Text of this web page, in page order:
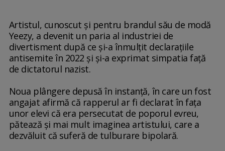
Artistul, cunoscut şi pentru brandul său de modă
Yeezy, a devenit un paria al industriei de
divertisment după ce şi-a înmulţit declaraţiile
antisemite în 2022 şi şi-a exprimat simpatia faţă
de dictatorul nazist.
Noua plângere depusă în instanţă, în care un fost
angajat afirmă că rapperul ar fi declarat în faţa
unor elevi că era persecutat de poporul evreu,
pătează şi mai mult imaginea artistului, care a
dezvăluit că suferă de tulburare bipolară.